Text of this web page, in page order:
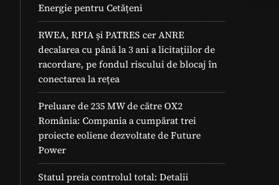
Energie pentru Cetățeni
RWEA, RPIA și PATRES cer ANRE
decalarea cu până la 3 ani a licitațiilor de
racordare, pe fondul riscului de blocaj în
conectarea la rețea
Preluare de 235 MW de către OX2
România: Compania a cumpărat trei
proiecte eoliene dezvoltate de Future
Power
Statul preia controlul total: Detalii